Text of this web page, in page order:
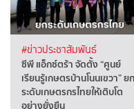
#ข่าวประชาสัมพันธ์
ซีพี แอ็กซ์ตร้า จัดตั้ง “ศูนย์
เรียนรู้เกษตรบ้านโนนเขวา” ยก
ระดับเกษตรกรไทยให้เติบโต
อย่างยั่งยืน